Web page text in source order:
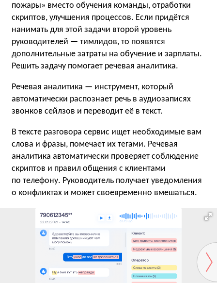
пожары» вместо обучения команды, отработки
скриптов, улучшения процессов. Если придётся
нанимать для этой задачи второй уровень
руководителей — тимлидов, то появятся
дополнительные затраты на обучение и зарплаты.
Решить задачу помогает речевая аналитика.
Речевая аналитика — инструмент, который
автоматически распознает речь в аудиозаписях
звонков сейлзов и переводит её в текст.
В тексте разговора сервис ищет необходимые вам
слова и фразы, помечает их тегами. Речевая
аналитика автоматически проверяет соблюдение
скриптов и правил общения с клиентами
по телефону. Руководитель получает уведомления
о конфликтах и может своевременно вмешаться.